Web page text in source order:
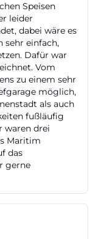
ist
Beschilderung
sind
sodass das
bequem
ist rund um die
sowohl für
Abreisen. Die
die
Ingolstadt sind
nur rund 3 km.
80 km Distanz
in etwa
Speisen
leider
dabei wäre es
sehr einfach,
Dafür war
Vom
zu einem sehr
möglich,
als auch
fußläufig
waren drei
Maritim
das
gerne